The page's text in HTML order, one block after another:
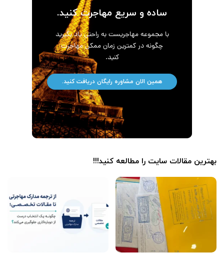
ساده و سریع مهاجرت کنید.
با مجموعه مهاجریست به راحتی یاد بگیرید
چگونه در کمترین زمان ممکن مهاجرت
کنید.
همین الان مشاوره رایگان دریافت کنید.
بهترین مقالات سایت را مطالعه کنید!!!